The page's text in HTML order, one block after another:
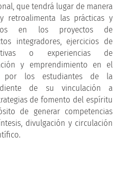
que tendrá lugar de manera
retroalimenta las prácticas y
en los proyectos de
integradores, ejercicios de
o experiencias de
y emprendimiento en el
por los estudiantes de la
de su vinculación a
de fomento del espíritu
de generar competencias
divulgación y circulación